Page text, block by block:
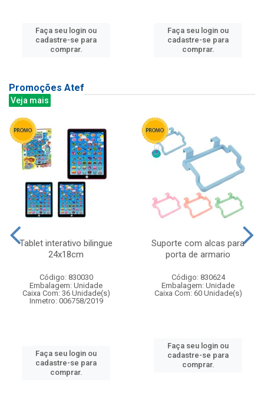
Faça seu login ou
cadastre-se para
comprar.
Faça seu login ou
cadastre-se para
comprar.
Promoções Atef
Veja mais
Tablet interativo bilingue
24x18cm
Código: 830030
Embalagem: Unidade
Caixa Com: 36 Unidade(s)
Inmetro: 006758/2019
Faça seu login ou
cadastre-se para
comprar.
Suporte com alcas para
porta de armario
Código: 830624
Embalagem: Unidade
Caixa Com: 60 Unidade(s)
Faça seu login ou
cadastre-se para
comprar.